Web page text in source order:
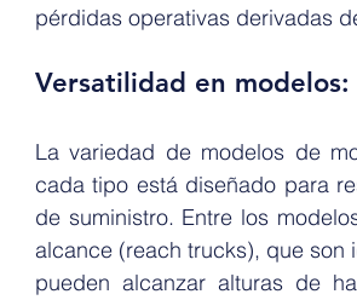
pérdidas operativas derivadas
Versatilidad en
La variedad de modelos de
cada tipo está diseñado para
de suministro. Entre los
alcance (reach trucks), que
pueden alcanzar alturas de